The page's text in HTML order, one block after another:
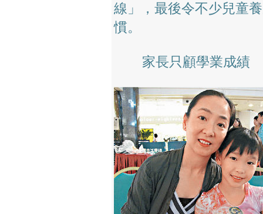
線」，最後令不少兒童
慣。
家長只顧學業成績